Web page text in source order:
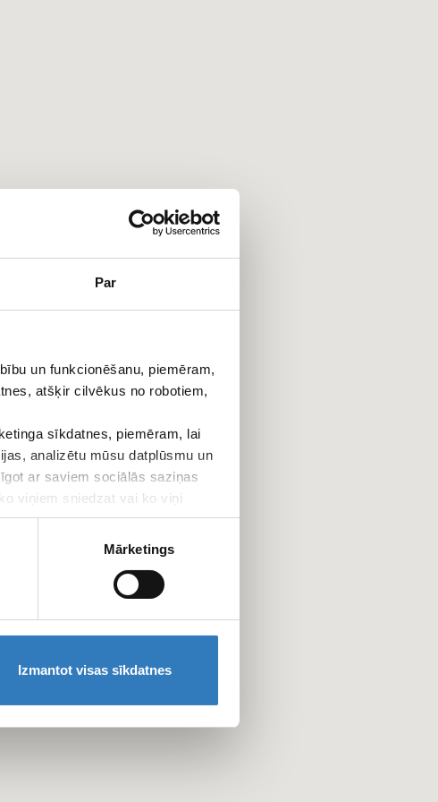
Par
un funkcionēšanu, piemēram,
atšķir cilvēkus no robotiem,
sīkdatnes, piemēram, lai
analizētu mūsu datplūsmu un
ar saviem sociālās saziņas
viņiem sniedzat vai ko viņi
Mārketings
Izmantot visas sīkdatnes